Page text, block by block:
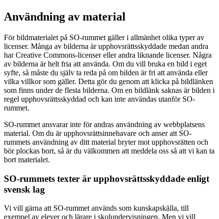
Användning av material
För bildmaterialet på SO-rummet gäller i allmänhet olika typer av
licenser. Många av bilderna är upphovsrättsskyddade medan andra
har Creative Commons-licenser eller andra liknande licenser. Några
av bilderna är helt fria att använda. Om du vill bruka en bild i eget
syfte, så måste du själv ta reda på om bilden är fri att använda eller
vilka villkor som gäller. Detta gör du genom att klicka på bildlänken
som finns under de flesta bilderna. Om en bildlänk saknas är bilden i
regel upphovsrättsskyddad och kan inte användas utanför SO-
rummet.
SO-rummet ansvarar inte för andras användning av webbplatsens
material. Om du är upphovsrättsinnehavare och anser att SO-
rummets användning av ditt material bryter mot upphovsrätten och
bör plockas bort, så är du välkommen att meddela oss så att vi kan ta
bort materialet.
SO-rummets texter är upphovsrättsskyddade enligt
svensk lag
Vi vill gärna att SO-rummet används som kunskapskälla, till
exempel av elever och lärare i skolundervisningen. Men vi vill